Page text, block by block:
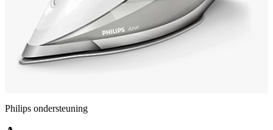
Philips ondersteuning